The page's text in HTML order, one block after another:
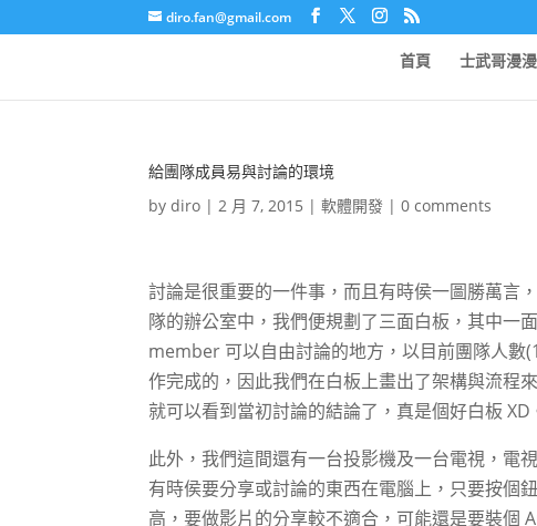
diro.fan@gmail.com
首頁 士武哥漫
給團隊成員易與討論的環境
bydiro |2 月 7, 2015 |軟體開發 |0 comments
討論是很重要的一件事，而且有時侯一圖勝萬言
隊的辦公室中，我們便規劃了三面白板，其中
member 可以自由討論的地方，以目前團隊人
作完成的，因此我們在白板上畫出了架構與流程
就可以看到當初討論的結論了，真是個好白板 XD
此外，我們這間還有一台投影機及一台電視，電
有時侯要分享或討論的東西在電腦上，只要按個
高，要做影片的分享較不適合，可能還是要裝個